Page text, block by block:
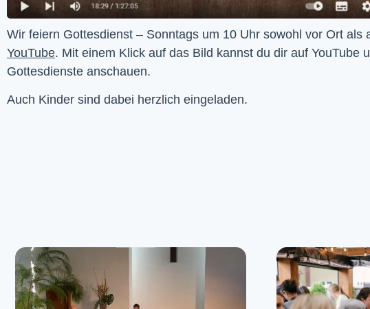
YouTube. Mit einem Klick auf das Bild kannst du dir auf YouTube
Gottesdienste anschauen.
Auch Kinder sind dabei herzlich eingeladen.